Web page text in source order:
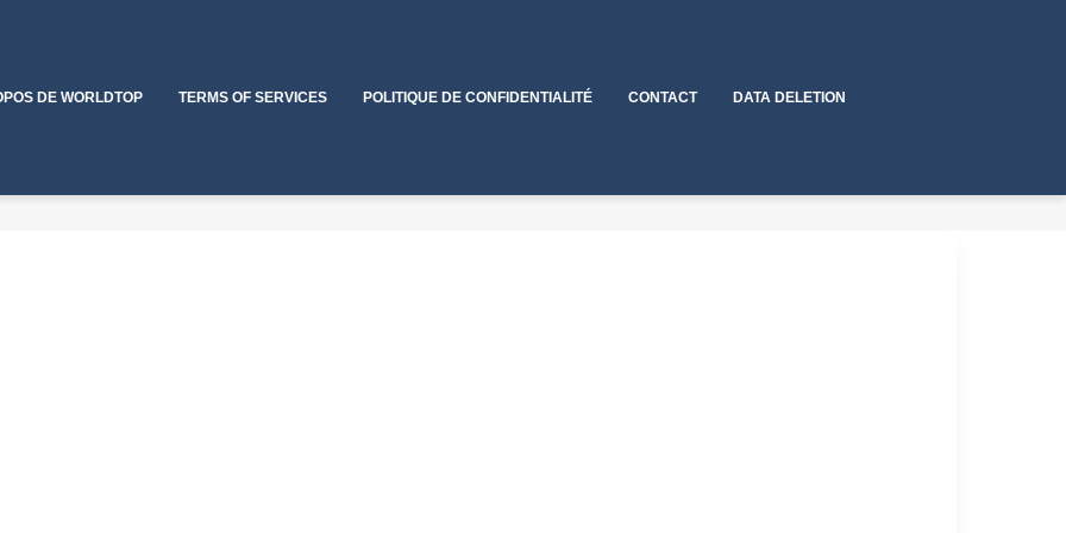
DE WORLDTOP TERMS OF SERVICES POLITIQUE DE CONFIDENTIALITÉ CONTACT DATA DELETION